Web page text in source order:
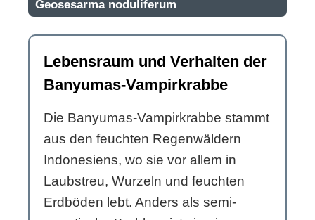
Geosesarma noduliferum
Lebensraum und Verhalten der
Banyumas-Vampirkrabbe
Die Banyumas-Vampirkrabbe stammt
aus den feuchten Regenwäldern
Indonesiens, wo sie vor allem in
Laubstreu, Wurzeln und feuchten
Erdböden lebt. Anders als semi-